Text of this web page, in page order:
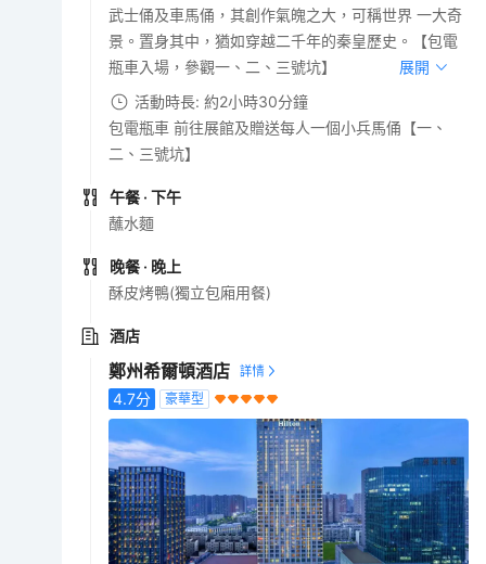
武士俑及車馬俑，其創作氣魄之大，可稱世界 一大奇
景。置身其中，猶如穿越二千年的秦皇歷史。【包電
瓶車入場，參觀一、二、三號坑】
展開
活動時長: 約2小時30分鐘
包電瓶車 前往展館及贈送每人一個小兵馬俑【一、
二、三號坑】
午餐 · 下午
蘸水麵
晚餐 · 晚上
酥皮烤鴨(獨立包廂用餐)
酒店
鄭州希爾頓酒店
4.7分 豪華型